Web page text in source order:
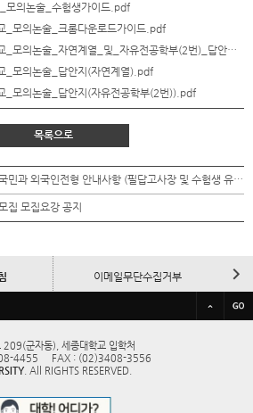
의논술_수험생가이드.pdf
모의논술_크롬다운로드가이드.pdf
술_자연계열_및_자유전공학부(2번)_답안지업로드가이드.pdf
모의논술_답안지(자연계열).pdf
모의논술_답안지(자유전공학부(2번)).pdf
목록으로
2027학년도 재외국민과 외국인전형 안내사항 (필답고사장 및 수험생 유의사항 등)
집 모집요강 공지
다
이메일무단수집거부
대학정보공시
사이트맵
바
로
군자동), 세종대학교 입학처
4455 FAX : (02)3408-3556
. All RIGHTS RESERVED.